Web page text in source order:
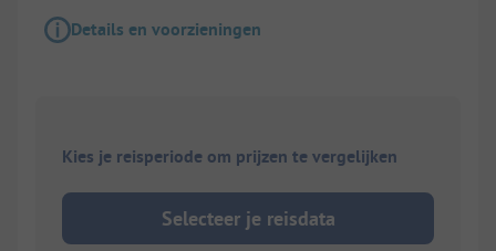
Details en voorzieningen
Kies je reisperiode om prijzen te vergelijken
Selecteer je reisdata